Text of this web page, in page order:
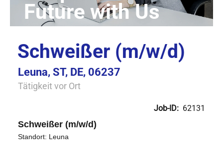
Schweißer (m/w/d)
Leuna, ST, DE, 06237
Tätigkeit vor Ort
Job-ID: 62131
Schweißer (m/w/d)
Standort: Leuna